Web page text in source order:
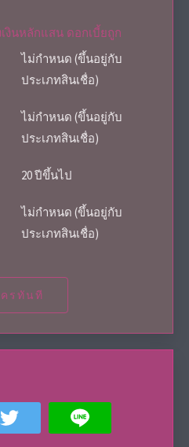
งินหลักแสน ดอกเบี้ยถูก
ไม่กำหนด (ขึ้นอยู่กับ
ประเภทสินเชื่อ)
ไม่กำหนด (ขึ้นอยู่กับ
ประเภทสินเชื่อ)
20 ปีขึ้นไป
ไม่กำหนด (ขึ้นอยู่กับ
ประเภทสินเชื่อ)
รทันที